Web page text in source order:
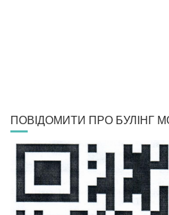
ПОВІДОМИТИ ПРО БУЛІНГ